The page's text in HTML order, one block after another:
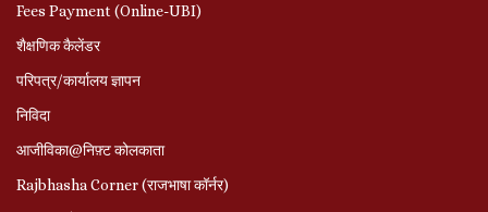
Fees Payment (Online-UBI)
शैक्षणिक कैलेंडर
परिपत्र/कार्यालय ज्ञापन
निविदा
आजीविका@निफ़्ट कोलकाता
Rajbhasha Corner (राजभाषा कॉर्नर)